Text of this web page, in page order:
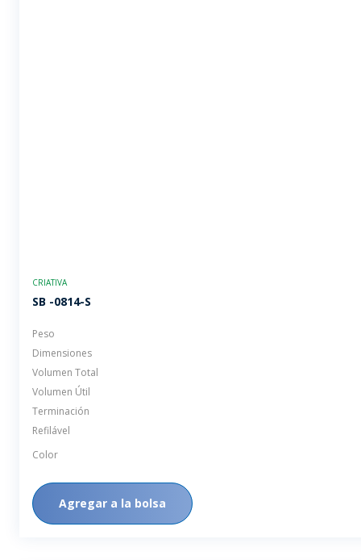
CRIATIVA
SB -0814-S
Peso
Dimensiones
Volumen Total
Volumen Útil
Terminación
Refilável
Color
Agregar a la bolsa